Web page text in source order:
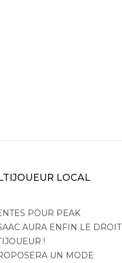
LOCAL
POUR PEAK
AURA ENFIN LE DROIT
!
UN MODE